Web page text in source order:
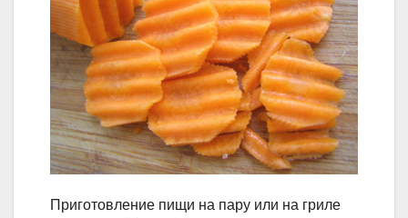
Приготовление пищи на пару или на гриле